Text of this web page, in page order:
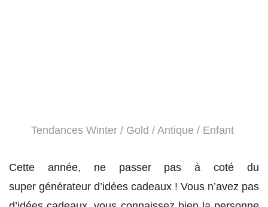
Tendances Winter / Gold / Antique / Enfant
Cette année, ne passer pas à coté du
super générateur d’idées cadeaux ! Vous n’avez pas